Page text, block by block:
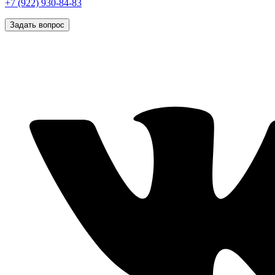
+7 (922) 930-84-83
Задать вопрос